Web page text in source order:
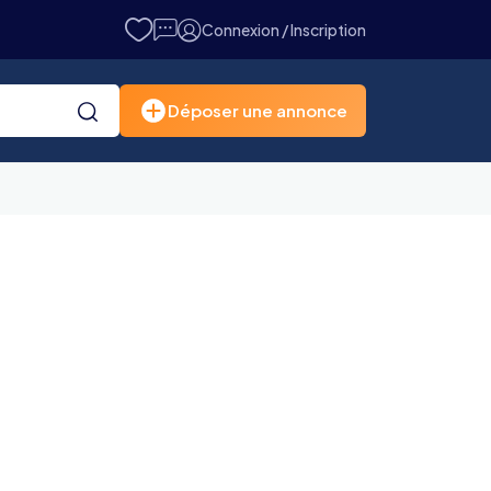
Connexion / Inscription
Déposer une annonce